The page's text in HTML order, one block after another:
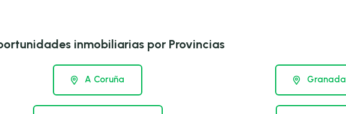
inmobiliarias por Provincias
A Coruña Granada